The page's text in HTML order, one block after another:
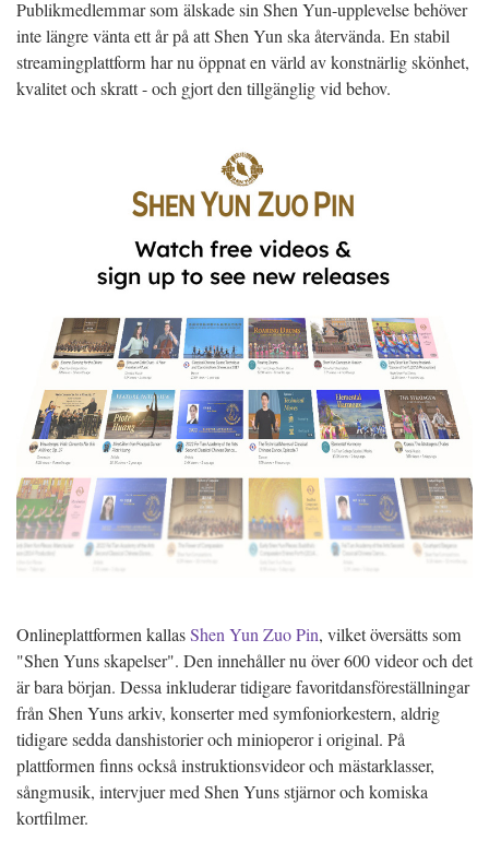
Publikmedlemmar som älskade sin Shen Yun-upplevelse behöver
inte längre vänta ett år på att Shen Yun ska återvända. En stabil
streamingplattform har nu öppnat en värld av konstnärlig skönhet,
kvalitet och skratt - och gjort den tillgänglig vid behov.
Onlineplattformen kallasShen Yun Zuo Pin, vilket översätts som
"Shen Yuns skapelser". Den innehåller nu över 600 videor och det
är bara början. Dessa inkluderar tidigare favoritdansföreställningar
från Shen Yuns arkiv, konserter med symfoniorkestern, aldrig
tidigare sedda danshistorier och minioperor i original. På
plattformen finns också instruktionsvideor och mästarklasser,
sångmusik, intervjuer med Shen Yuns stjärnor och komiska
kortfilmer.